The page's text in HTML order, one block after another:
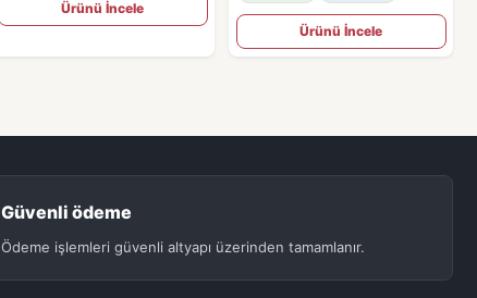
Ürünü İncele
Ürünü İncele
Güvenli ödeme
Ödeme işlemleri güvenli altyapı üzerinden tamamlanır.